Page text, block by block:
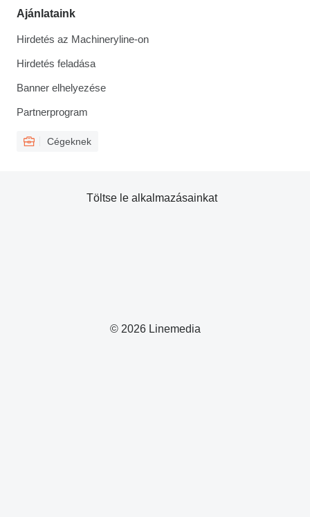
Ajánlataink
Hirdetés az Machineryline-on
Hirdetés feladása
Banner elhelyezése
Partnerprogram
Cégeknek
© 2026 Linemedia
Töltse le alkalmazásainkat